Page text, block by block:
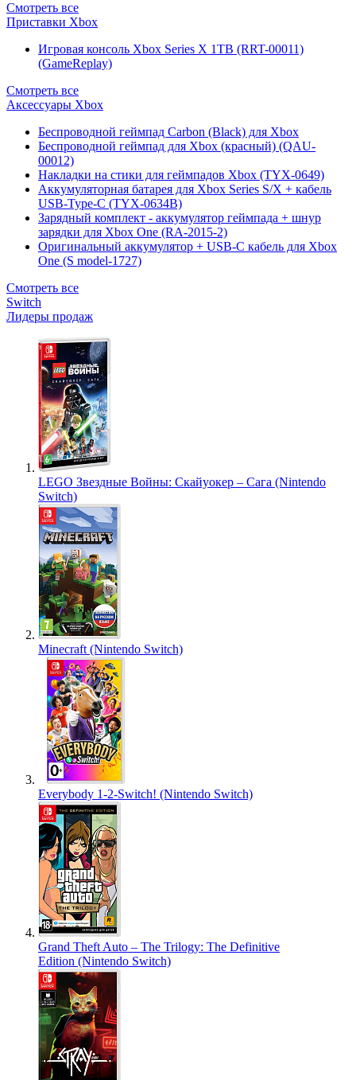
Смотреть все
Приставки Xbox
Игровая консоль Xbox Series X 1TB (RRT-00011)
(GameReplay)
Смотреть все
Аксессуары Xbox
Беспроводной геймпад Carbon (Black) для Xbox
Беспроводной геймпад для Xbox (красный) (QAU-
00012)
Накладки на стики для геймпадов Xbox (TYX-0649)
Аккумуляторная батарея для Xbox Series S/X + кабель
USB-Type-C (TYX-0634B)
Зарядный комплект - аккумулятор геймпада + шнур
зарядки для Xbox One (RA-2015-2)
Оригинальный аккумулятор + USB-C кабель для Xbox
One (S model-1727)
Смотреть все
Switch
Лидеры продаж
LEGO Звездные Войны: Скайуокер – Сага (Nintendo
Switch)
Minecraft (Nintendo Switch)
Everybody 1-2-Switch! (Nintendo Switch)
Grand Theft Auto – The Trilogy: The Definitive
Edition (Nintendo Switch)